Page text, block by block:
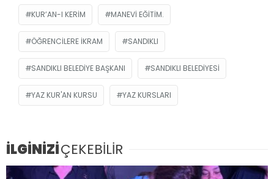
KUR’AN-I KERIM MANEVI EĞITIM.
ÖĞRENCILERE IKRAM SANDIKLI
SANDIKLI BELEDIYE BAŞKANI SANDIKLI BELEDIYESI
YAZ KUR'AN KURSU YAZ KURSLARI
İLGİNİZİÇEKEBİLİR